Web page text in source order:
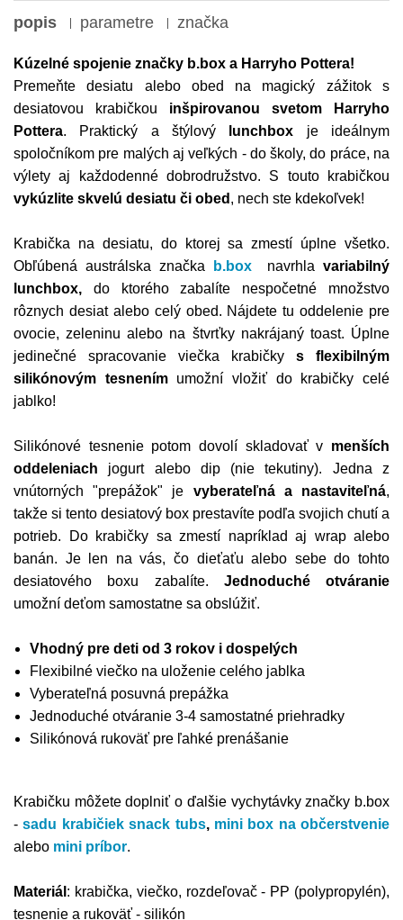
popis parametre značka
Kúzelné spojenie značky b.box a Harryho Pottera!
Premeňte desiatu alebo obed na magický zážitok s
desiatovou krabičkou inšpirovanou svetom Harryho
Pottera. Praktický a štýlový lunchbox je ideálnym
spoločníkom pre malých aj veľkých - do školy, do práce, na
výlety aj každodenné dobrodružstvo. S touto krabičkou
vykúzlite skvelú desiatu či obed , nech ste kdekoľvek!
Krabička na desiatu, do ktorej sa zmestí úplne všetko.
Obľúbená austrálska značka
b.boxnavrhla variabilný
lunchbox, do ktorého zabalíte nespočetné množstvo
rôznych desiat alebo celý obed. Nájdete tu oddelenie pre
ovocie, zeleninu alebo na štvrťky nakrájaný toast. Úplne
jedinečné spracovanie viečka krabičky s flexibilným
silikónovým tesnenímumožní vložiť do krabičky celé
jablko!
Silikónové tesnenie potom dovolí skladovať v menších
oddeleniach jogurt alebo dip (nie tekutiny). Jedna z
vnútorných "prepážok" je vyberateľná a nastaviteľná,
takže si tento desiatový box prestavíte podľa svojich chutí a
potrieb. Do krabičky sa zmestí napríklad aj wrap alebo
banán. Je len na vás, čo dieťaťu alebo sebe do tohto
desiatového boxu zabalíte. Jednoduché otváranie
umožní deťom samostatne sa obslúžiť.
Vhodný pre deti od 3 rokovi dospelých
Flexibilné viečko na uloženie celého jablka
Vyberateľná posuvná prepážka
Jednoduché otváranie 3-4 samostatné priehradky
Silikónová rukoväť pre ľahké prenášanie
Krabičku môžete doplniť o ďalšie vychytávky značky b.box
-sadu krabičiek snack tubs, mini box na občerstvenie
alebo mini príbor.
Materiál : krabička, viečko, rozdeľovač - PP (polypropylén),
tesnenie a rukoväť - silikón